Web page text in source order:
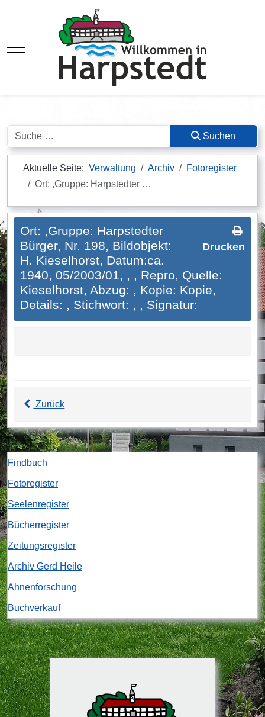
Mobile Menu Toggle
Suchen Suchen
Aktuelle Seite: Verwaltung Archiv
Fotoregister
Ort: ,Gruppe: Harpstedter …
Drucken
Ort: ,Gruppe: Harpstedter
Bürger, Nr. 198, Bildobjekt:
H. Kieselhorst, Datum:ca.
1940, 05/2003/01, , , Repro, Quelle:
Kieselhorst, Abzug: , Kopie: Kopie,
Details: , Stichwort: , , Signatur:
Zurück
Findbuch
Fotoregister
Seelenregister
Bücherregister
Zeitungsregister
Archiv Gerd Heile
Ahnenforschung
Buchverkauf